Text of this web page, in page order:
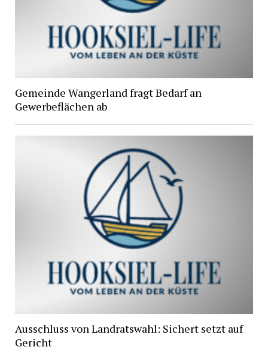
Gemeinde Wangerland fragt Bedarf an
Gewerbeflächen ab
Ausschluss von Landratswahl: Sichert setzt auf
Gericht